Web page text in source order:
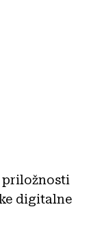
digitalne